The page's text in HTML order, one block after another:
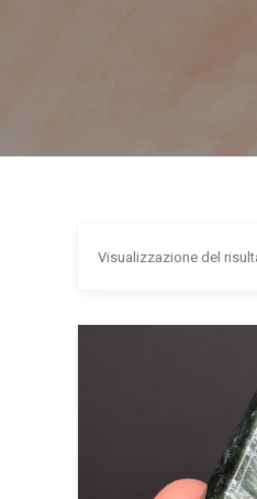
Visualizzazione del